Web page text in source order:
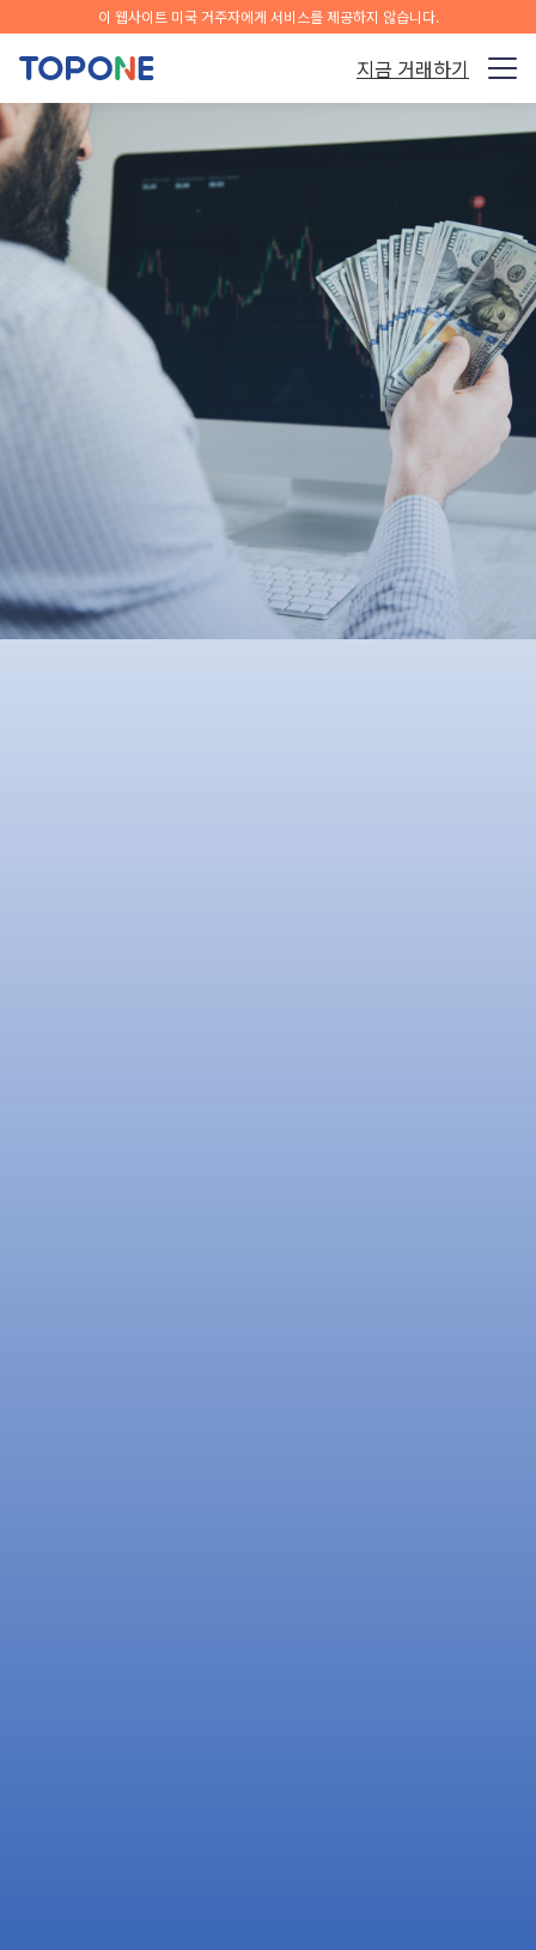
이 웹사이트 미국 거주자에게 서비스를 제공하지 않습니다.
지금 거래하기
거래 시장
플랫폼
커뮤니티
분석 및 학습
앱을 무료로 다운로드하십시오
Trader Affiliates